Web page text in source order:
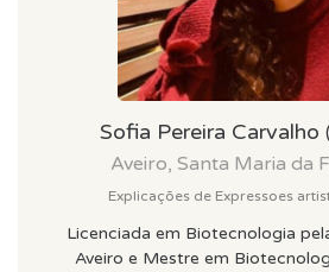
Sofia Pereira Carvalho
Aveiro, Santa Maria da
Explicações de Expressoes
Licenciada em Biotecnologia
Aveiro e Mestre em